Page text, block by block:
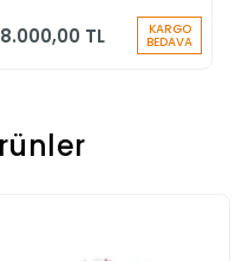
Durdurucu
8.000,00 TL KARGO
BEDAVA